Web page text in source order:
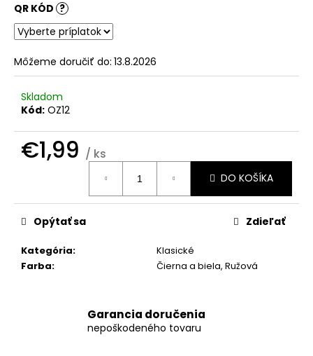
QR KÓD ?
Môžeme doručiť do: 13.8.2026
Skladom
Kód: OZ12
€1,99 / ks
DO KOŠÍKA
Kategória:
Klasické
Farba: Čierna a biela, Ružová
Opýtať sa Zdieľať
Garancia doručenia
nepoškodeného tovaru
r
ú
č
a
m
e
KRUHOVÁ
NÁLEPKA
BEIGE